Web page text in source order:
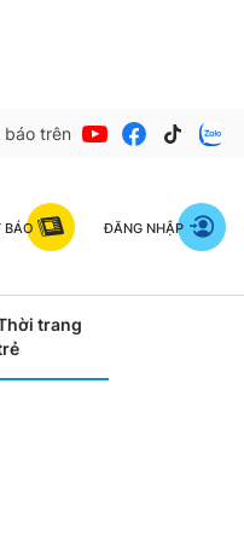
báo trên
BÁO ĐĂNG NHẬP
trang